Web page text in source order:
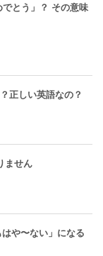
でとう」？ その意味
正しい英語なの？
ません
や〜ない」になる